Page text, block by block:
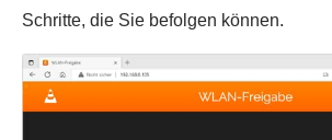
Schritte, die Sie befolgen können.